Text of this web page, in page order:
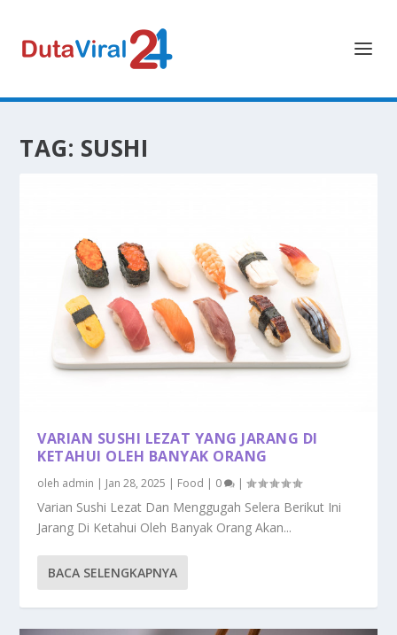
TAG: SUSHI
VARIAN SUSHI LEZAT YANG JARANG DI
KETAHUI OLEH BANYAK ORANG
oleh admin | Jan 28, 2025 | Food | 0 |
Varian Sushi Lezat Dan Menggugah Selera Berikut Ini
Jarang Di Ketahui Oleh Banyak Orang Akan...
BACA SELENGKAPNYA